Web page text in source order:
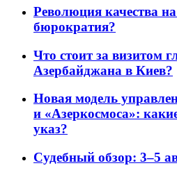
Революция качества
бюрократия?
Что стоит за визитом
Азербайджана в Киев?
Новая модель
и «Азеркосмоса»:
указ?
Судебный обзор: 3–5